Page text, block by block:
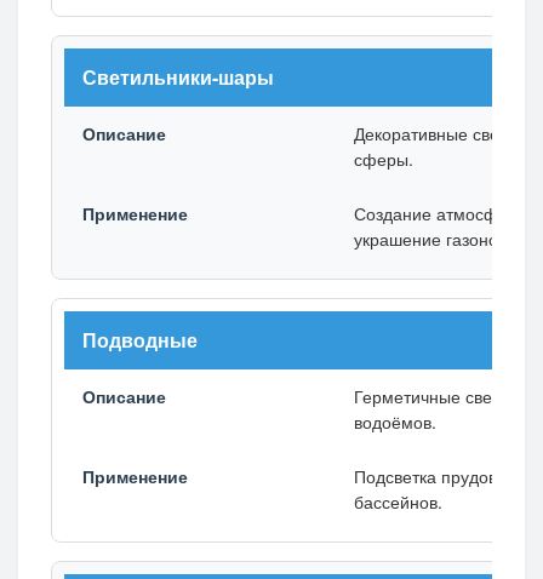
Светильники-шары
Декоративные
сферы.
Создание атмосферы,
украшение газонов и
Подводные
Герметичные
водоёмов.
Подсветка прудов,
бассейнов.